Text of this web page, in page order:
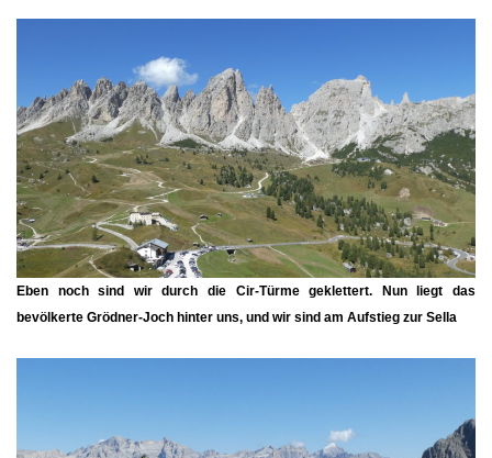
Eben noch sind wir durch die Cir-Türme geklettert. Nun liegt das
bevölkerte Grödner-Joch hinter uns, und wir sind am Aufstieg zur Sella